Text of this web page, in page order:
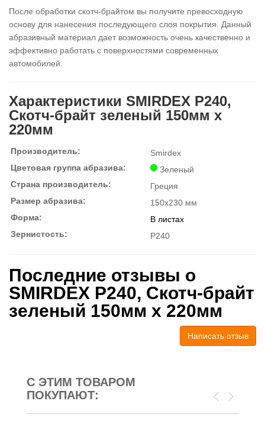
После обработки скотч-брайтом вы получите превосходную
основу для нанесения последующего слоя покрытия. Данный
абразивный материал дает возможность очень качественно и
эффективно работать с поверхностями современных
автомобилей.
Характеристики SMIRDEX P240,
Скотч-брайт зеленый 150мм х
220мм
Производитель:
Smirdex
Цветовая группа абразива:
Зеленый
Страна производитель:
Греция
Размер абразива:
150х230 мм
Форма:
В листах
Зернистость:
P240
Последние отзывы о
SMIRDEX P240, Скотч-брайт
зеленый 150мм х 220мм
Написать отзыв
С ЭТИМ ТОВАРОМ
ПОКУПАЮТ: